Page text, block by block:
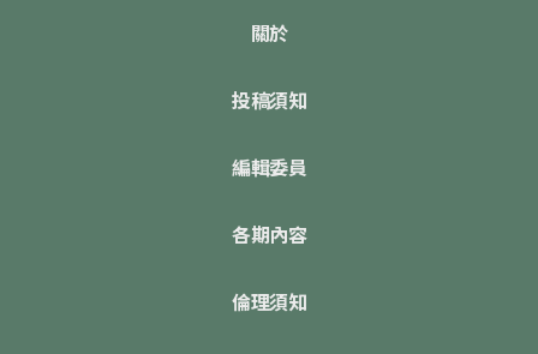
關於
投稿須知
編輯委員
各期內容
倫理須知